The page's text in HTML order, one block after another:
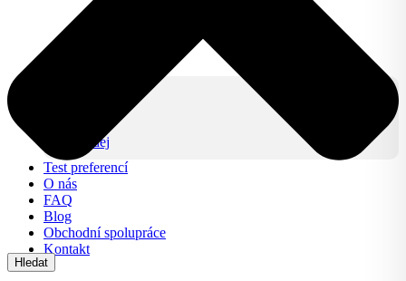
Výprodej
Test preferencí
O nás
FAQ
Blog
Obchodní spolupráce
Kontakt
Hledat